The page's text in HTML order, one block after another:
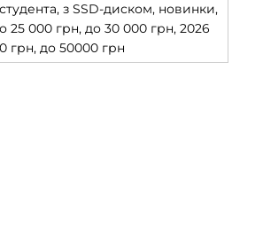
студента, з SSD-диском, новинки,
25 000 грн, до 30 000 грн, 2026
грн, до 50000 грн